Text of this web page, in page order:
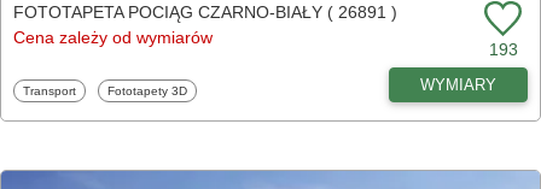
FOTOTAPETA POCIĄG CZARNO-BIAŁY ( 26891 )
Cena zależy od wymiarów
193
Fototapety
Transport Fototapety
Fototapety 3D WYMIARY